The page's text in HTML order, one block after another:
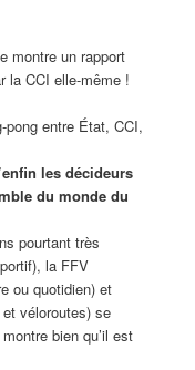
montre un rapport
la CCI elle-même !
entre État, CCI,
les décideurs
du monde du
pourtant très
la FFV
ou quotidien) et
véloroutes) se
bien qu’il est